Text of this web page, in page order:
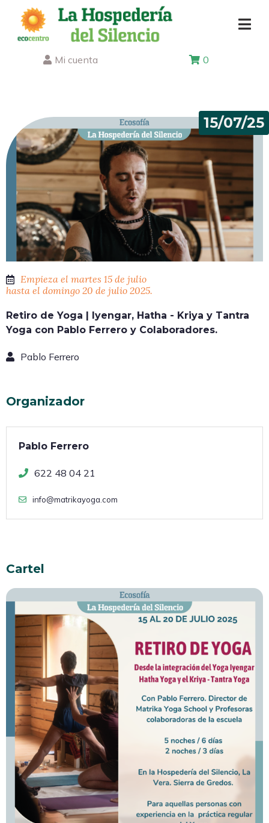
Mi cuenta 0
15/07/25
Empieza el martes 15 de julio
hasta el domingo 20 de julio 2025.
Retiro de Yoga | Iyengar, Hatha - Kriya y Tantra
Yoga con Pablo Ferrero y Colaboradores.
Pablo Ferrero
Organizador
Pablo Ferrero
622 48 04 21
info@matrikayoga.com
Cartel